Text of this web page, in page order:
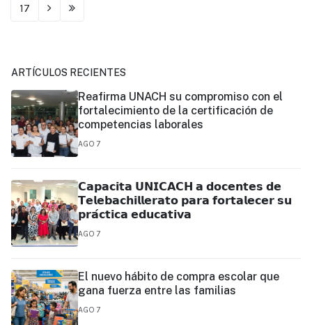
17
ARTÍCULOS RECIENTES
Reafirma UNACH su compromiso con el
fortalecimiento de la certificación de
competencias laborales
AGO 7
𝗖𝗮𝗽𝗮𝗰𝗶𝘁𝗮 𝗨𝗡𝗜𝗖𝗔𝗖𝗛 𝗮 𝗱𝗼𝗰𝗲𝗻𝘁𝗲𝘀 𝗱𝗲
𝗧𝗲𝗹𝗲𝗯𝗮𝗰𝗵𝗶𝗹𝗹𝗲𝗿𝗮𝘁𝗼 𝗽𝗮𝗿𝗮 𝗳𝗼𝗿𝘁𝗮𝗹𝗲𝗰𝗲𝗿 𝘀𝘂
𝗽𝗿𝗮́𝗰𝘁𝗶𝗰𝗮 𝗲𝗱𝘂𝗰𝗮𝘁𝗶𝘃𝗮
AGO 7
El nuevo hábito de compra escolar que
gana fuerza entre las familias
AGO 7